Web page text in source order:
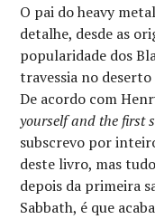
O pai do heavy
detalhe, desde as
popularidade dos
travessia no
De acordo com
yourself and the first
subscrevo por
deste livro, mas
depois da primeira
Sabbath, é que